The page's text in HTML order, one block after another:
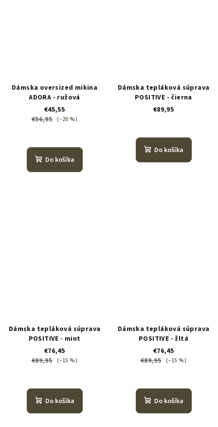
Dámska oversized mikina
ADORA - ružová
€45,55
€56,95 (–20 %)
Do košíka
Dámska tepláková súprava
POSITIVE - čierna
€89,95
Do košíka
Dámska tepláková súprava
POSITIVE - mint
€76,45
€89,95 (–15 %)
Do košíka
Dámska tepláková súprava
POSITIVE - žltá
€76,45
€89,95 (–15 %)
Do košíka